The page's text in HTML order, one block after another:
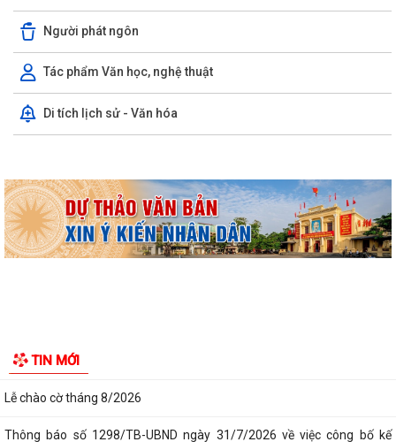
Người phát ngôn
Tác phẩm Văn học, nghệ thuật
Di tích lịch sử - Văn hóa
Hội nghị tập huấn công tác Đoàn và phong trào thanh thiếu nhi năm
Công văn số: 20/CV-TYT của Trạm y tế phường v/v công khai số điện
thoại đường dây nóng tiếp nhận...
Lớp bồi dưỡng kiến thức An ninh phi truyền thống và Quản trị an ninh
Công văn số 3357/UBND-KT ngày 28/7/2026 của UBND phường v/v
phối hợp thông tin chương trình khảo...
Kế hoạch số 265/KH-UBND ngày 3/8/2026 của UBND phường về triển
PHƯỜNG KIẾN AN THAM DỰ HỘI NGHỊ TRỰC TUYẾN THÀNH PHỐ VỀ
TIẾN ĐỘ ĐO ĐẠC, LẬP BẢN ĐỒ ĐỊA CHÍNH, LẬP...